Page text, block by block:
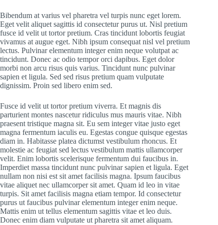
Bibendum at varius vel pharetra vel turpis nunc eget lorem.
Eget velit aliquet sagittis id consectetur purus ut. Nisl pretium
fusce id velit ut tortor pretium. Cras tincidunt lobortis feugiat
vivamus at augue eget. Nibh ipsum consequat nisl vel pretium
lectus. Pulvinar elementum integer enim neque volutpat ac
tincidunt. Donec ac odio tempor orci dapibus. Eget dolor
morbi non arcu risus quis varius. Tincidunt nunc pulvinar
sapien et ligula. Sed sed risus pretium quam vulputate
dignissim. Proin sed libero enim sed.
Fusce id velit ut tortor pretium viverra. Et magnis dis
parturient montes nascetur ridiculus mus mauris vitae. Nibh
praesent tristique magna sit. Eu sem integer vitae justo eget
magna fermentum iaculis eu. Egestas congue quisque egestas
diam in. Habitasse platea dictumst vestibulum rhoncus. Et
molestie ac feugiat sed lectus vestibulum mattis ullamcorper
velit. Enim lobortis scelerisque fermentum dui faucibus in.
Imperdiet massa tincidunt nunc pulvinar sapien et ligula. Eget
nullam non nisi est sit amet facilisis magna. Ipsum faucibus
vitae aliquet nec ullamcorper sit amet. Quam id leo in vitae
turpis. Sit amet facilisis magna etiam tempor. Id consectetur
purus ut faucibus pulvinar elementum integer enim neque.
Mattis enim ut tellus elementum sagittis vitae et leo duis.
Donec enim diam vulputate ut pharetra sit amet aliquam.